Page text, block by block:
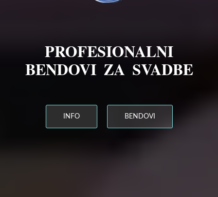
PROFESIONALNI
BENDOVI ZA SVADBE
INFO BENDOVI